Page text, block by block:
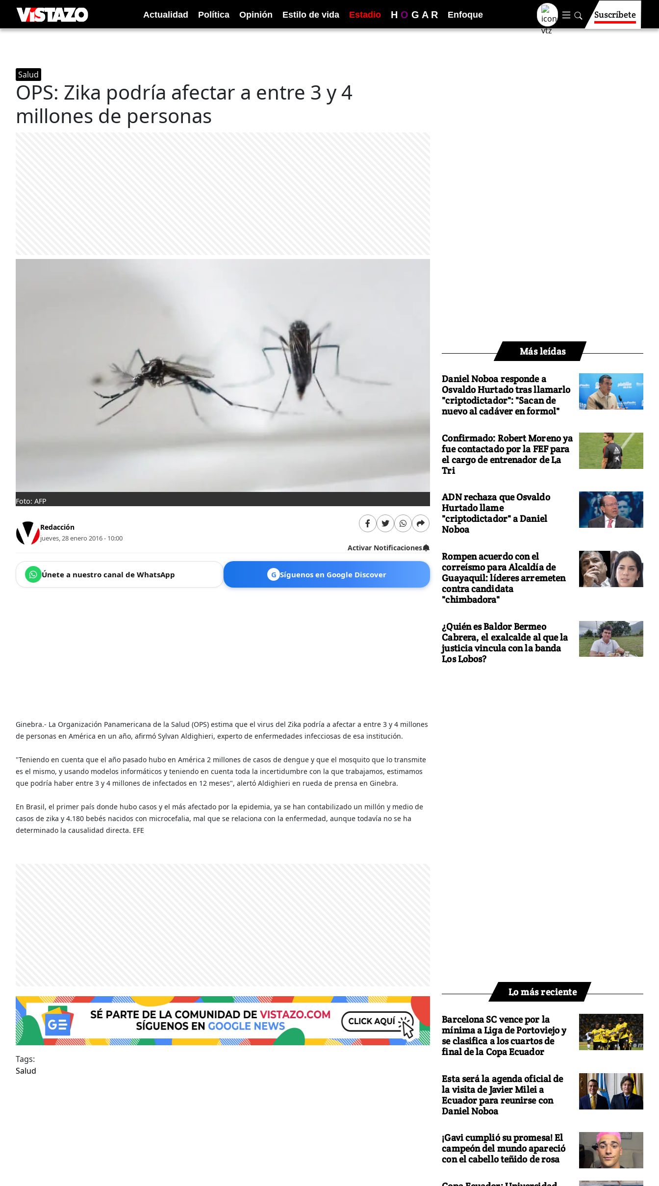
Actualidad Política Opinión Estilo de vida Estadio H O G A R Enfoque Suscríbete
Salud
OPS: Zika podría afectar a entre 3 y 4
millones de personas
Foto: AFP
Redacción
jueves, 28 enero 2016 - 10:00
Activar Notificaciones
Únete a nuestro canal de WhatsApp G Síguenos en Google Discover
Ginebra.- La Organización Panamericana de la Salud (OPS) estima que el virus del Zika podría a afectar a entre 3 y 4 millones
de personas en América en un año, afirmó Sylvan Aldighieri, experto de enfermedades infecciosas de esa institución.
"Teniendo en cuenta que el año pasado hubo en América 2 millones de casos de dengue y que el mosquito que lo transmite
es el mismo, y usando modelos informáticos y teniendo en cuenta toda la incertidumbre con la que trabajamos, estimamos
que podría haber entre 3 y 4 millones de infectados en 12 meses", alertó Aldighieri en rueda de prensa en Ginebra.
En Brasil, el primer país donde hubo casos y el más afectado por la epidemia, ya se han contabilizado un millón y medio de
casos de zika y 4.180 bebés nacidos con microcefalia, mal que se relaciona con la enfermedad, aunque todavía no se ha
determinado la causalidad directa. EFE
Tags:
Salud
Más leídas
Daniel Noboa responde a
Osvaldo Hurtado tras llamarlo
"criptodictador": "Sacan de
nuevo al cadáver en formol"
Confirmado: Robert Moreno ya
fue contactado por la FEF para
el cargo de entrenador de La
Tri
ADN rechaza que Osvaldo
Hurtado llame
"criptodictador" a Daniel
Noboa
Rompen acuerdo con el
correísmo para Alcaldía de
Guayaquil: líderes arremeten
contra candidata
"chimbadora"
¿Quién es Baldor Bermeo
Cabrera, el exalcalde al que la
justicia vincula con la banda
Los Lobos?
Lo más reciente
Barcelona SC vence por la
mínima a Liga de Portoviejo y
se clasifica a los cuartos de
final de la Copa Ecuador
Esta será la agenda oficial de
la visita de Javier Milei a
Ecuador para reunirse con
Daniel Noboa
¡Gavi cumplió su promesa! El
campeón del mundo apareció
con el cabello teñido de rosa